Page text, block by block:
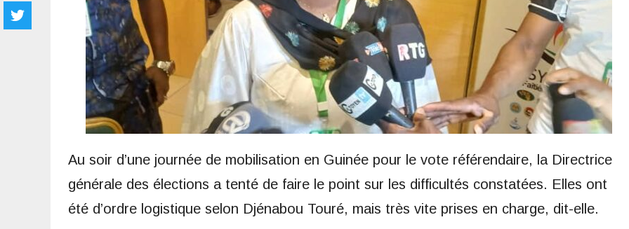
Au soir d’une journée de mobilisation en Guinée pour le vote référendaire, la Directrice
générale des élections a tenté de faire le point sur les difficultés constatées. Elles ont
été d’ordre logistique selon Djénabou Touré, mais très vite prises en charge, dit-elle.